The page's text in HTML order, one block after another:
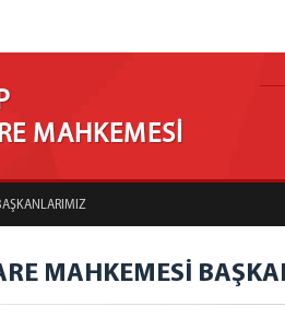
MAHKEMESİ
MAHKEMESİ